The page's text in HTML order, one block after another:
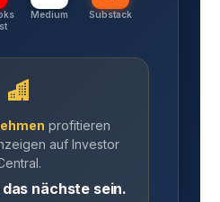
Medium Substack
profitieren
auf Investor
nächste sein.